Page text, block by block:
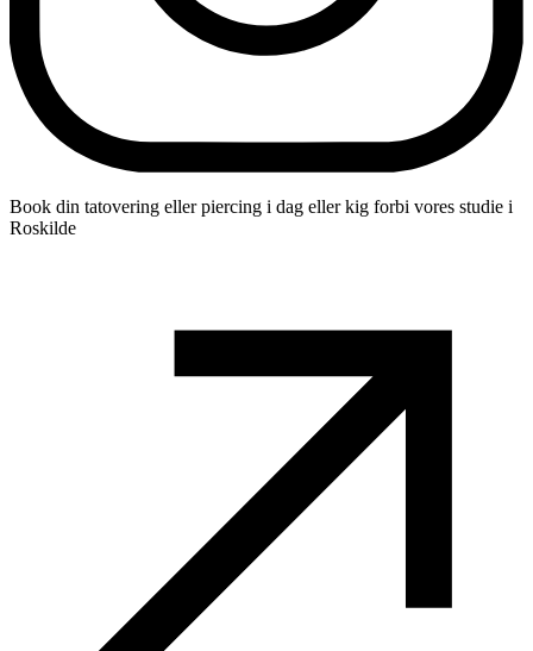
Book din tatovering eller piercing i dag eller kig forbi vores studie i
Roskilde